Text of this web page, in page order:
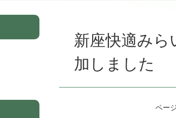
新座快適みら
加しました
ペー